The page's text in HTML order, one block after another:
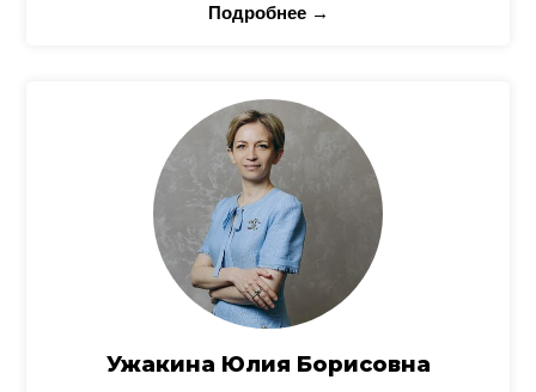
Подробнее →
Ужакина Юлия Борисовна